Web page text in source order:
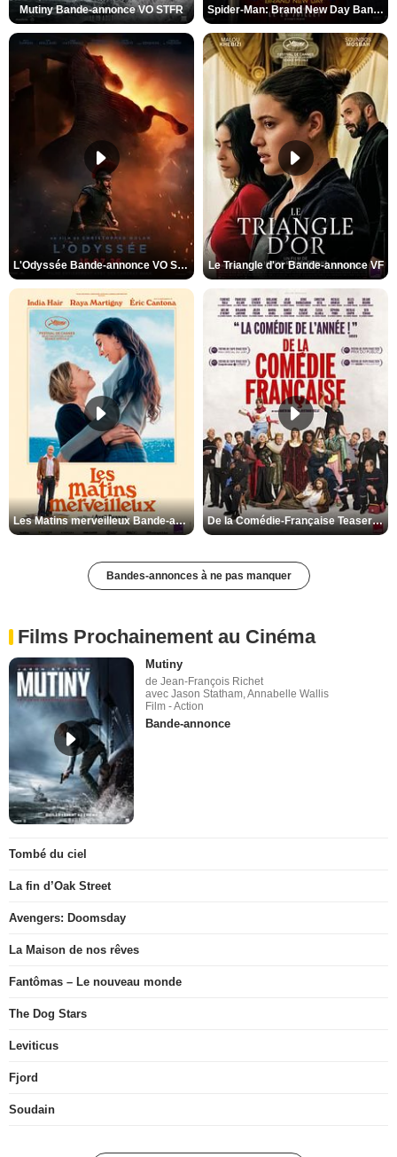
Mutiny Bande-annonce VO STFR Spider-Man: Brand New Day Bande-annonce VO STFR
L'Odyssée Bande-annonce VO STFR Le Triangle d'or Bande-annonce VF
Les Matins merveilleux Bande-annonce VF De la Comédie-Française Teaser VF
Bandes-annonces à ne pas manquer
Films Prochainement au Cinéma
Mutiny
de Jean-François Richet
avec Jason Statham, Annabelle Wallis
Film - Action
Bande-annonce
Tombé du ciel
La fin d’Oak Street
Avengers: Doomsday
La Maison de nos rêves
Fantômas – Le nouveau monde
The Dog Stars
Leviticus
Fjord
Soudain